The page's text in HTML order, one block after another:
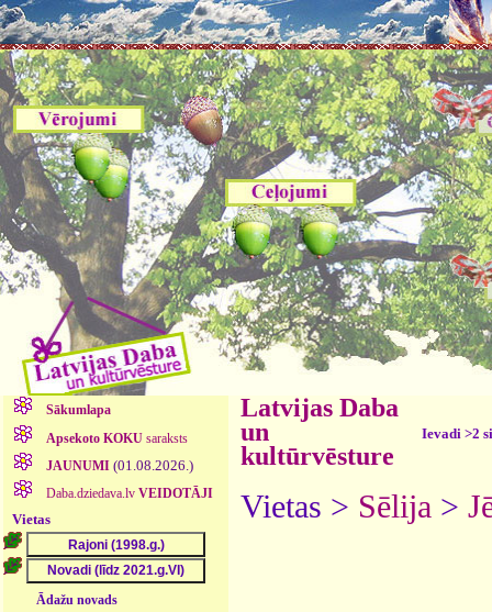
Sākumlapa
Apsekoto KOKUsaraksts
JAUNUMI (01.08.2026.)
Daba.dziedava.lv VEIDOTĀJI
Vietas
Ādažu novads
Latvijas Daba
un
kultūrvēsture
Ievadi >2
Vietas > Sēlija >